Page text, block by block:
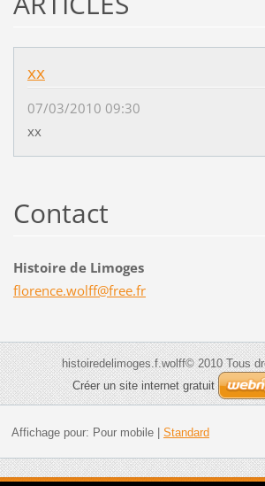
xx
07/03/2010 09:30
xx
Contact
Histoire de Limoges
florence.wolff@free.fr
histoiredelimoges.f.wolff© 2010 Tous
Créer un site internet gratuit
Affichage pour: Pour mobile| Standard